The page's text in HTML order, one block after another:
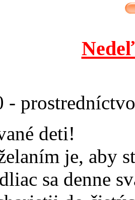
-
deti!
je, aby
sa denne